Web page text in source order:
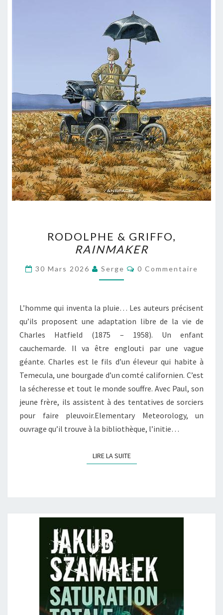
&
GRIFFO,
RAINMAKER
RODOLPHE & GRIFFO,
RAINMAKER
30 Mars 2026 Serge Commentaires
0 Commentaire
L’homme qui inventa la pluie… Les auteurs précisent
qu’ils proposent une adaptation libre de la vie de
Charles Hatfield (1875 – 1958). Un enfant
cauchemarde. Il va être englouti par une vague
géante. Charles est le fils d’un éleveur qui habite à
Temecula, une bourgade d’un comté californien. C’est
la sécheresse et tout le monde souffre. Avec Paul, son
jeune frère, ils assistent à des tentatives de sorciers
pour faire pleuvoir.Elementary Meteorology, un
ouvrage qu’il trouve à la bibliothèque, l’initie…
LIRE LA SUITELIRE LA SUITE